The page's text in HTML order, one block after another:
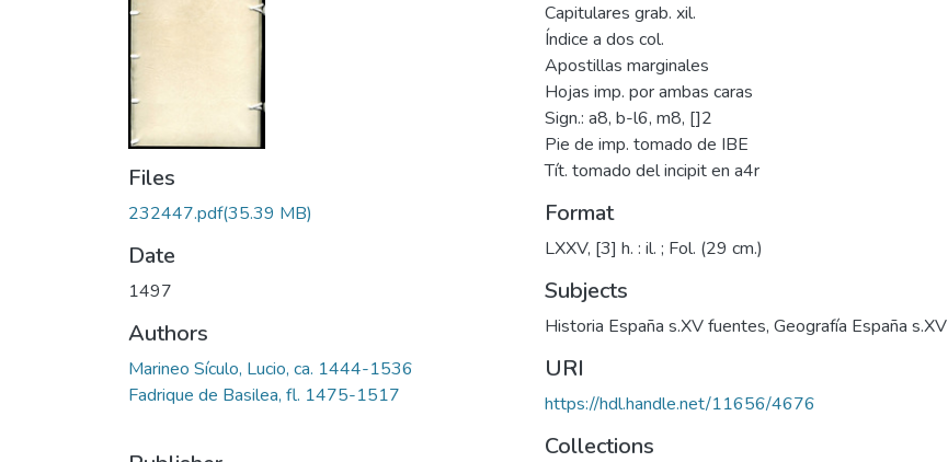
Files
232447.pdf(35.39 MB)
Date
1497
Authors
Marineo Sículo, Lucio, ca. 1444-1536
Fadrique de Basilea, fl. 1475-1517
Capitulares grab. xil.
Índice a dos col.
Apostillas marginales
Hojas imp. por ambas caras
Sign.: a8, b-l6, m8, []2
Pie de imp. tomado de IBE
Tít. tomado del incipit en a4r
Format
LXXV, [3] h. : il. ; Fol. (29 cm.)
Subjects
Historia España s.XV fuentes, Geografía España s.XV
URI
https://hdl.handle.net/11656/4676
Collections